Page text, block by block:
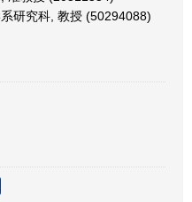
研究科, 教授 (50294088)